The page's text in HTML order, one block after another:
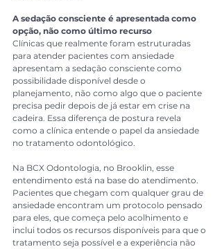
A sedação consciente é apresentada como
opção, não como último recurso
Clínicas que realmente foram estruturadas
para atender pacientes com ansiedade
apresentam a sedação consciente como
possibilidade disponível desde o
planejamento, não como algo que o paciente
precisa pedir depois de já estar em crise na
cadeira. Essa diferença de postura revela
como a clínica entende o papel da ansiedade
no tratamento odontológico.
Na BCX Odontologia, no Brooklin, esse
entendimento está na base do atendimento.
Pacientes que chegam com qualquer grau de
ansiedade encontram um protocolo pensado
para eles, que começa pelo acolhimento e
inclui todos os recursos disponíveis para que o
tratamento seja possível e a experiência não